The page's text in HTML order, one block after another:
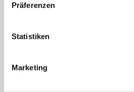
Präferenzen
Statistiken
Marketing